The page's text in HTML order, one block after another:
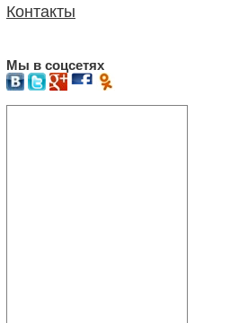
Контакты
Мы в соцсетях